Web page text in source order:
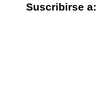
Suscribirse a: